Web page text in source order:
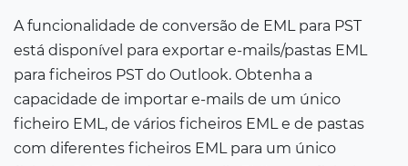
A funcionalidade de conversão de EML para PST
está disponível para exportar e-mails/pastas EML
para ficheiros PST do Outlook. Obtenha a
capacidade de importar e-mails de um único
ficheiro EML, de vários ficheiros EML e de pastas
com diferentes ficheiros EML para um único